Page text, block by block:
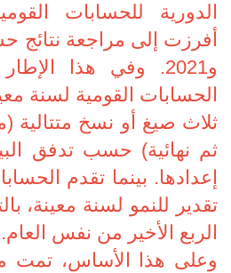
الدورية للحسابات
و2021. وفي هذا
الحسابات القومية لسنة
ثلاث صيغ أو نسخ متتالية
ثم نهائية) حسب تدفق
إعدادها. بينما تقدم
تقدير للنمو لسنة معينة،
الربع الأخير من نفس العام.
وعلى هذا الأساس، تمت